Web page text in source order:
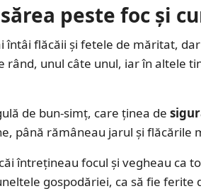
peste foc și
întâi flăcăii și fetele de măritat,
rând, unul câte unul, iar în altele
de bun-simț, care ținea de
până rămâneau jarul și flăcările
întrețineau focul și vegheau ca
gospodăriei, ca să fie ferite